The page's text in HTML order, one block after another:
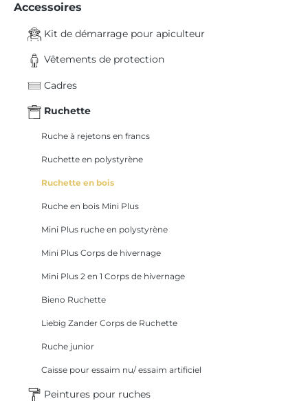
Accessoires
Kit de démarrage pour apiculteur
Vêtements de protection
Cadres
Ruchette
Ruche à rejetons en francs
Ruchette en polystyrène
Ruchette en bois
Ruche en bois Mini Plus
Mini Plus ruche en polystyrène
Mini Plus Corps de hivernage
Mini Plus 2 en 1 Corps de hivernage
Bieno Ruchette
Liebig Zander Corps de Ruchette
Ruche junior
Caisse pour essaim nu/ essaim artificiel
Peintures pour ruches